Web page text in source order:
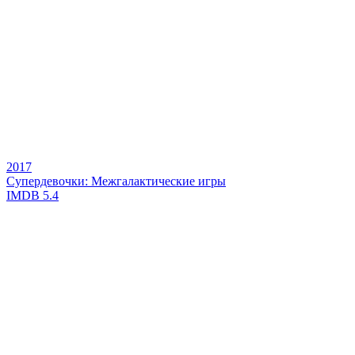
2017
Супердевочки: Межгалактические игры
IMDB 5.4